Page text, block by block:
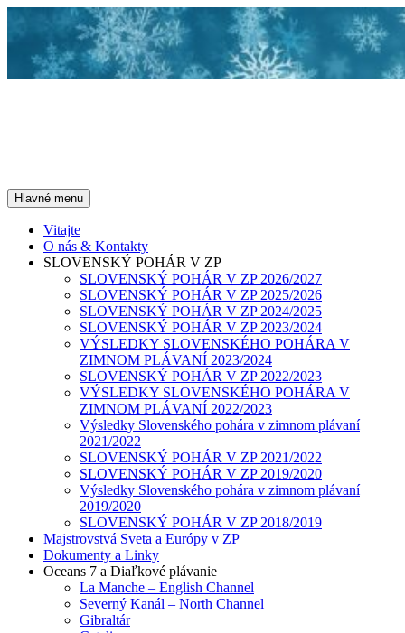
Hľadať
Hlavné menu
Vitajte
O nás & Kontakty
SLOVENSKÝ POHÁR V ZP
SLOVENSKÝ POHÁR V ZP 2026/2027
SLOVENSKÝ POHÁR V ZP 2025/2026
SLOVENSKÝ POHÁR V ZP 2024/2025
SLOVENSKÝ POHÁR V ZP 2023/2024
VÝSLEDKY SLOVENSKÉHO POHÁRA V
ZIMNOM PLÁVANÍ 2023/2024
SLOVENSKÝ POHÁR V ZP 2022/2023
VÝSLEDKY SLOVENSKÉHO POHÁRA V
ZIMNOM PLÁVANÍ 2022/2023
Výsledky Slovenského pohára v zimnom plávaní
2021/2022
SLOVENSKÝ POHÁR V ZP 2021/2022
SLOVENSKÝ POHÁR V ZP 2019/2020
Výsledky Slovenského pohára v zimnom plávaní
2019/2020
SLOVENSKÝ POHÁR V ZP 2018/2019
Majstrovstvá Sveta a Európy v ZP
Dokumenty a Linky
Oceans 7 a Diaľkové plávanie
La Manche – English Channel
Severný Kanál – North Channel
Gibraltár